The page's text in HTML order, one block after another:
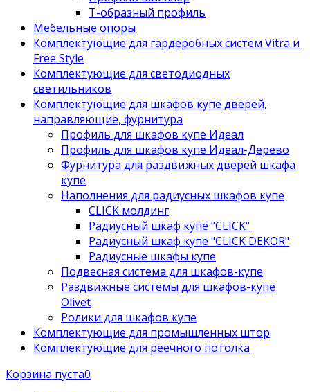
Т-образный профиль
Мебельные опоры
Комплектующие для гардеробных систем Vitra и
Free Style
Комплектующие для светодиодных
светильников
Комплектующие для шкафов купе дверей,
направляющие, фурнитура
Профиль для шкафов купе Идеал
Профиль для шкафов купе Идеал-Дерево
Фурнитура для раздвижных дверей шкафа
купе
Наполнения для радиусных шкафов купе
CLICK молдинг
Радиусный шкаф купе "CLICK"
Радиусный шкаф купе "CLICK DEKOR"
Радиусные шкафы купе
Подвесная система для шкафов-купе
Раздвижные системы для шкафов-купе
Olivet
Ролики для шкафов купе
Комплектующие для промышленных штор
Комплектующие для реечного потолка
Корзина пуста0